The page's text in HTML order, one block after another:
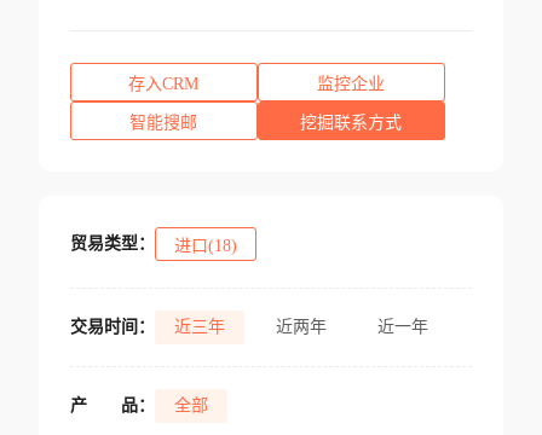
存入CRM 监控企业
智能搜邮 挖掘联系方式
贸易类型： 进口(18)
交易时间： 近三年 近两年 近一年
产 品： 全部